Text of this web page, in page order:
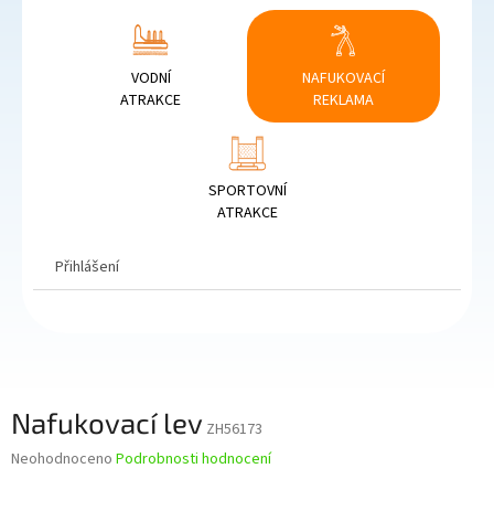
VODNÍ
ATRAKCE
NAFUKOVACÍ
REKLAMA
SPORTOVNÍ
ATRAKCE
Přihlášení
Nafukovací lev ZH56173
Průměrné
Neohodnoceno Podrobnosti hodnocení